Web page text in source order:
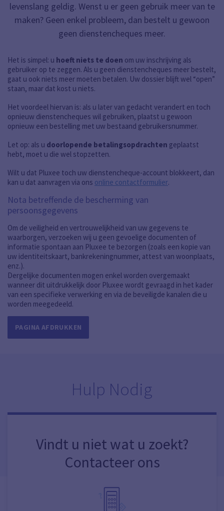
levenslang geldig. Wenst u er geen gebruik meer van te
maken? Geen enkel probleem, dan bestelt u gewoon
geen dienstencheques meer.
Het is simpel: u hoeft niets te doen om uw inschrijving als
gebruiker op te zeggen. Als u geen dienstencheques meer bestelt,
gaat u ook niets meer moeten betalen. Uw dossier blijft wel “open”
staan, maar dat kost u niets.
Het voordeel hiervan is: als u later van gedacht verandert en toch
opnieuw dienstencheques wil gebruiken, plaatst u gewoon
opnieuw een bestelling met uw bestaand gebruikersnummer.
Let op: als u doorlopende betalingsopdrachten geplaatst
hebt, moet u die wel stopzetten.
Wilt u dat Pluxee toch uw dienstencheque-account blokkeert, dan
kan u dat aanvragen via ons online contactformulier.
Nota betreffende de bescherming van
persoonsgegevens
Om de veiligheid en vertrouwelijkheid van uw gegevens te
waarborgen, verzoeken wij u geen gevoelige documenten of
informatie spontaan aan Pluxee te bezorgen (zoals een kopie van
uw identiteitskaart, bankrekeningnummer, attest van woonplaats,
enz.).
Dergelijke documenten mogen enkel worden overgemaakt
wanneer dit uitdrukkelijk door Pluxee wordt gevraagd in het kader
van een specifieke verwerking en via de beveiligde kanalen die u
worden meegedeeld.
PAGINA AFDRUKKEN
Hulp Nodig
Vindt u niet wat u zoekt?
Contacteer ons